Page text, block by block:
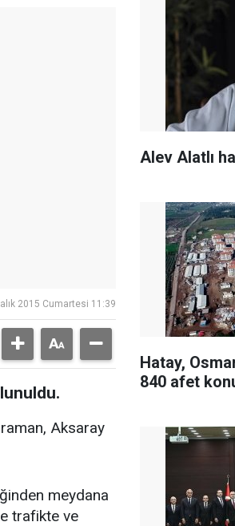
2015 Cumartesi 11:39
Aksaray
meydana
trafikte ve
Alev Alatlı
Hatay,
840 afet